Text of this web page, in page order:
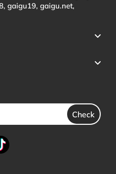
gaigu19, gaigu.net,
Check